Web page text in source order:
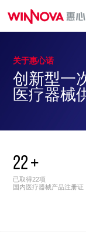
麻醉&重症系
列
一次性使用测温中
心静脉导管
管插管
气道
一次性使用体温传
关于惠心诺
创新型一
医疗器械
22+
已取得22项
国内医疗器械产品注册证